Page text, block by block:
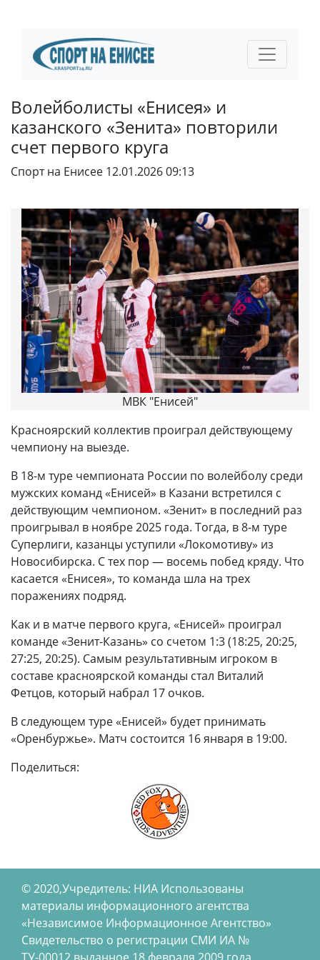
Волейболисты «Енисея» и
казанского «Зенита» повторили
счет первого круга
Спорт на Енисее 12.01.2026 09:13
МВК "Енисей"
Красноярский коллектив проиграл действующему
чемпиону на выезде.
В 18-м туре чемпионата России по волейболу среди
мужских команд «Енисей» в Казани встретился с
действующим чемпионом. «Зенит» в последний раз
проигрывал в ноябре 2025 года. Тогда, в 8-м туре
Суперлиги, казанцы уступили «Локомотиву» из
Новосибирска. С тех пор — восемь побед кряду. Что
касается «Енисея», то команда шла на трех
поражениях подряд.
Как и в матче первого круга, «Енисей» проиграл
команде «Зенит-Казань» со счетом 1:3 (18:25, 20:25,
27:25, 20:25). Самым результативным игроком в
составе красноярской команды стал Виталий
Фетцов, который набрал 17 очков.
В следующем туре «Енисей» будет принимать
«Оренбуржье». Матч состоится 16 января в 19:00.
Поделиться:
© 2020,Учредитель: НИА Использованы
материалы информационного агентства
«Независимое Информационное Агентство»
Свидетельство о регистрации СМИ ИА №